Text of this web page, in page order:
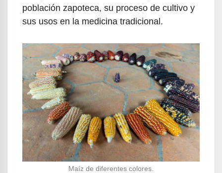
población zapoteca, su proceso de cultivo y
sus usos en la medicina tradicional.
Maíz de diferentes colores.